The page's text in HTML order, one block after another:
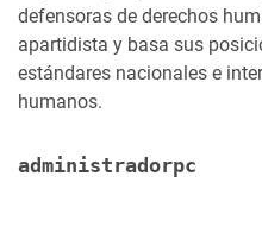
defensoras de derechos
apartidista y basa sus
estándares nacionales e
humanos.
administradorpc